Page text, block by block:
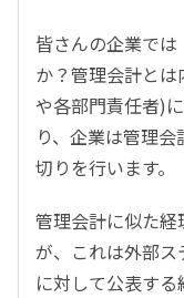
CRM／営業支援
DX（2025年の
データ分析／BI
ガバナンス／リ
BPR／業務改善
皆さんの企業では
か？管理会計と
や各部門責任者)
り、企業は管理
切りを行います。
管理会計に似た
が、これは外部
に対して公表す